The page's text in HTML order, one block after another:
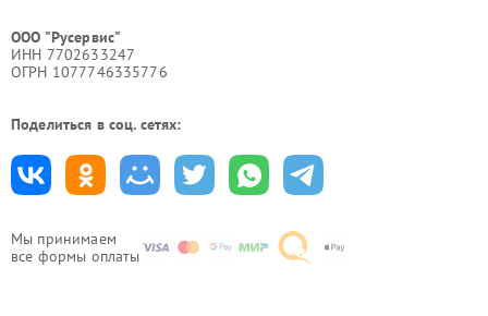
Мы принимаем
все формы оплаты
ООО "Русервис"
ИНН 7702633247
ОГРН 1077746335776
Поделиться в соц. сетях: